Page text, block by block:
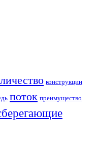
конструкции
поток преимущество